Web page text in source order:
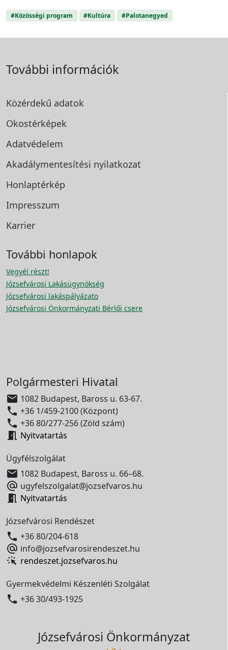
#Közösségi program #Kultúra #Palotanegyed
További információk
Közérdekű adatok
Okostérképek
Adatvédelem
Akadálymentesítési nyilatkozat
Honlaptérkép
Impresszum
Karrier
További honlapok
Vegyél részt!
Józsefvárosi Lakásügynökség
Józsefvárosi lakáspályázato
Józsefvárosi Önkormányzati Bérlői csere
Polgármesteri Hivatal
 1082 Budapest, Baross u. 63-67.
 +36 1/459-2100 (Központ)
 +36 80/277-256 (Zöld szám)
 Nyitvatartás
Ügyfélszolgálat
 1082 Budapest, Baross u. 66–68.
 ugyfelszolgalat@jozsefvaros.hu
 Nyitvatartás
Józsefvárosi Rendészet
 +36 80/204-618
 info@jozsefvarosirendeszet.hu
rendeszet.jozsefvaros.hu
Gyermekvédelmi Készenléti Szolgálat
 +36 30/493-1925
Józsefvárosi Önkormányzat